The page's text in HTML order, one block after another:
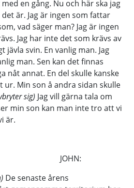
med en gång. Nu och här ska jag
är. Jag är ingen som fattar
vad säger man? Jag är ingen
Jag har inte det som krävs av
jävla svin. En vanlig man. Jag
man. Sen kan det finnas
nåt annat. En del skulle kanske
ur. Min son å andra sidan skulle
sig) Jag vill gärna tala om
min son kan man inte tro att vi
är.
JOHN:
De senaste årens